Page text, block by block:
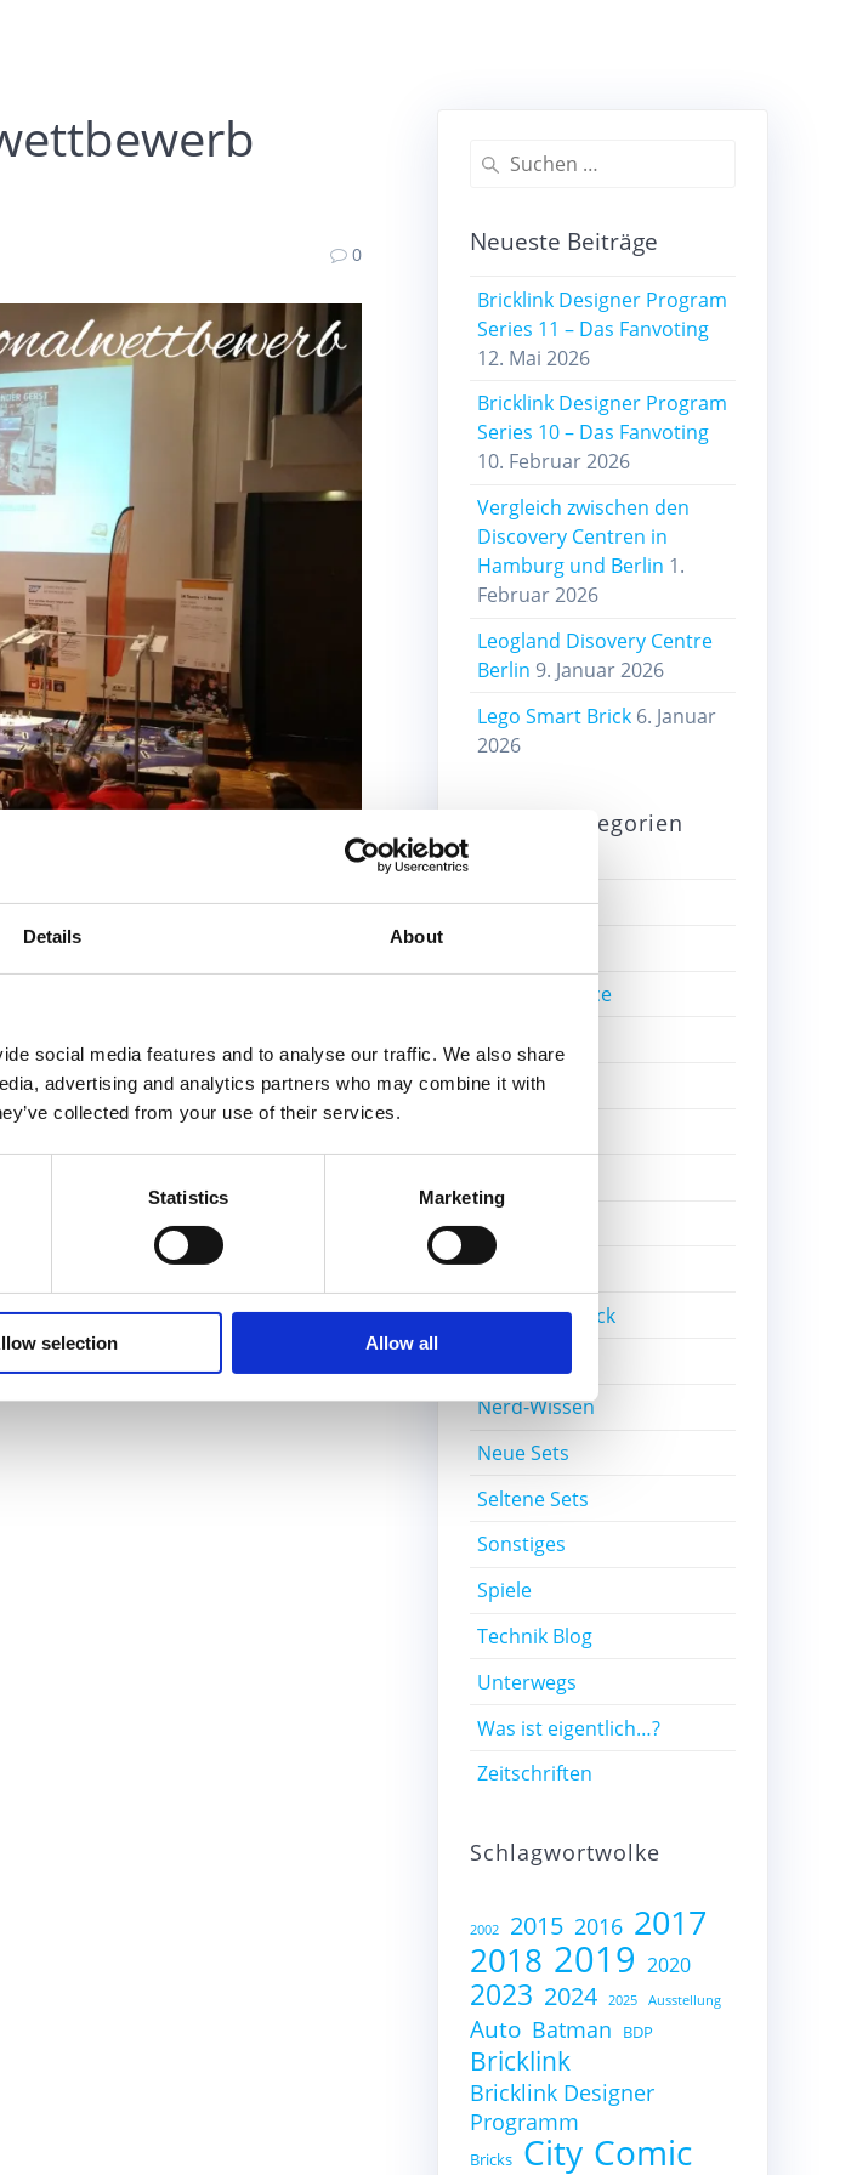
Details About
social media features and to analyse our traffic. We also share
advertising and analytics partners who may combine it with
collected from your use of their services.
Statistics Marketing
selection Allow all
0
Mannheim besucht. Ein spannender
es hier:
Nächster:
Nächster
Lego 6586 – Polar Scout
Suchen
Neueste Beiträge
Bricklink Designer Program
Series 11 – Das Fanvoting
12. Mai 2026
Bricklink Designer Program
Series 10 – Das Fanvoting
10. Februar 2026
Vergleich zwischen den
Discovery Centren in
Hamburg und Berlin 1.
Februar 2026
Leogland Disovery Centre
Berlin 9. Januar 2026
Lego Smart Brick 6. Januar
2026
Beitragskategorien
Alte Sets
Bricks4Science
Einzelsteine
Ideas
Kiddicraft
Lego Ideas Pick
Nerd-Wissen
Neue Sets
Seltene Sets
Sonstiges
Spiele
Technik Blog
Unterwegs
Was ist eigentlich…?
Zeitschriften
Schlagwortwolke
2002 2015 2016 2017
2018 2019 2020
2023 2024 2025 Ausstellung
Auto Batman BDP
Bricklink
Bricklink Designer
Programm
Bricks City Comic